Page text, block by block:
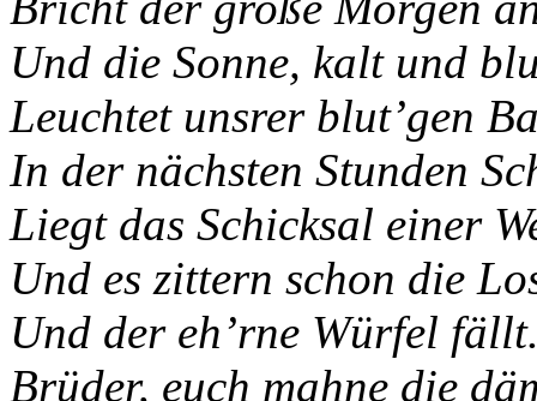
Und die Sonne, kalt und
Leuchtet unsrer blut’gen
In der nächsten Stunden
Liegt das Schicksal einer
Und es zittern schon die
Und der eh’rne Würfel
Brüder, euch mahne die